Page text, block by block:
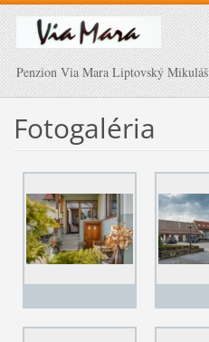
Penzion Via Mara Liptovský Mikuláš
Fotogaléria